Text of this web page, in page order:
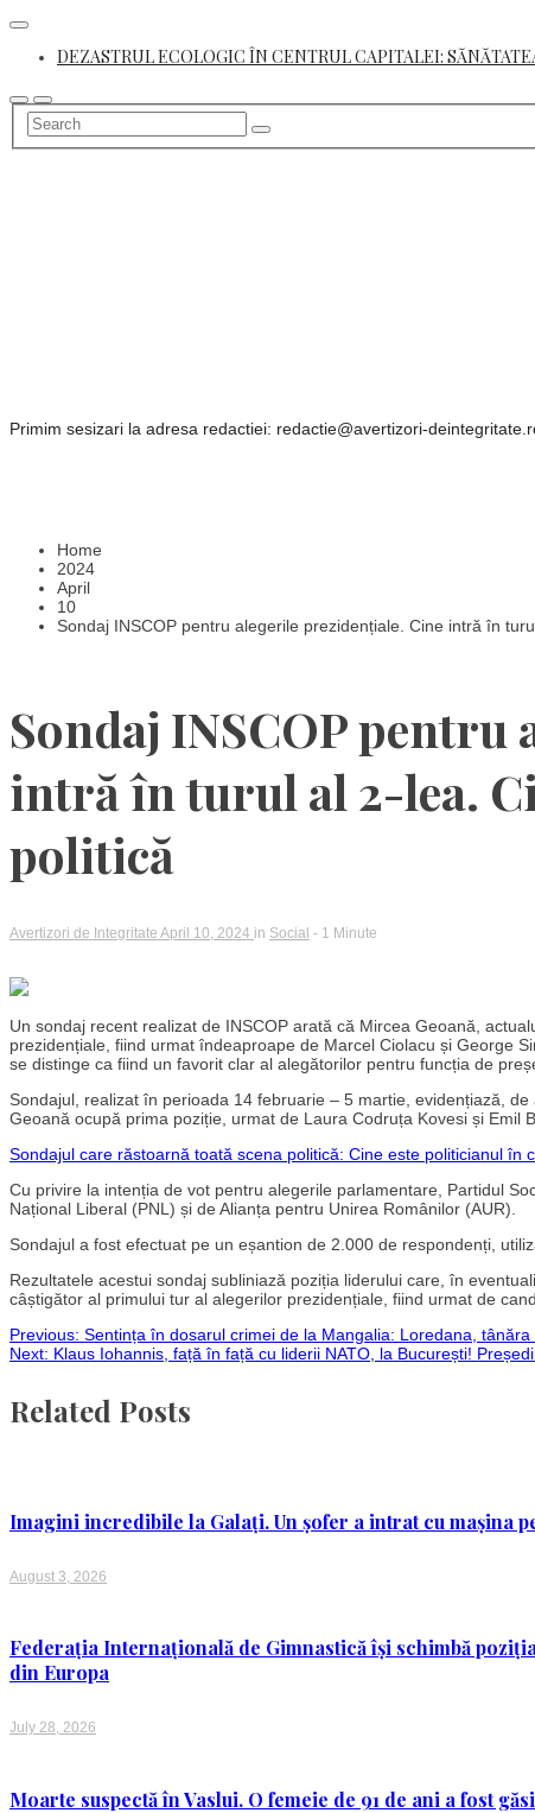
Skip
contentDEZASTRUL ECOLOGIC ÎN CENTRUL CAPITALEI:
Primim sesizari la adresa redactiei: redactie@avertizori-
Home
2024
April
10
Sondaj INSCOP pentru alegerile prezidențiale. Cine intră în
Sondaj INSCOP
intră în turul al 2-lea.
politică
Avertizori de Integritate April 10, 2024 in Social - 1 Minute
Un sondaj recent realizat de INSCOP arată că Mircea Geoană,
prezidențiale, fiind urmat îndeaproape de Marcel Ciolacu și George
se distinge ca fiind un favorit clar al alegătorilor pentru funcția de
Sondajul, realizat în perioada 14 februarie – 5 martie, evidențiază,
Geoană ocupă prima poziție, urmat de Laura Codruța Kovesi și Emil
Sondajul care răstoarnă toată scena politică: Cine este politicianul în
Cu privire la intenția de vot pentru alegerile parlamentare, Partidul
Național Liberal (PNL) și de Alianța pentru Unirea Românilor (AUR).
Sondajul a fost efectuat pe un eșantion de 2.000 de respondenți,
Rezultatele acestui sondaj subliniază poziția liderului care, în
câștigător al primului tur al alegerilor prezidențiale, fiind urmat de
Post
navigation
Previous: Sentința în dosarul crimei de la Mangalia: Loredana,
Next: Klaus Iohannis, față în față cu liderii NATO, la București!
Related Posts
Imagini incredibile la Galați. Un șofer a intrat cu mașina
August 3, 2026
Federația Internațională de Gimnastică își schimbă
din Europa
July 28, 2026
Moarte suspectă în Vaslui. O femeie de 91 de ani a fost